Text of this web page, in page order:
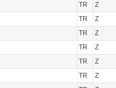
TR Z
TR Z
TR Z
TR Z
TR Z
TR Z